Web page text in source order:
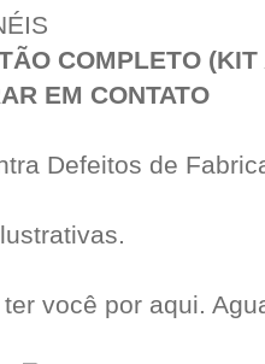
COMPLETO
EM CONTATO
Defeitos de
você por aqui.